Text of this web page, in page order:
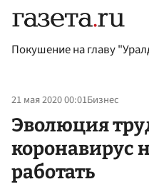
Покушение на главу
21 мая 2020 00:01Бизнес
Эволюция
коронавирус
работать